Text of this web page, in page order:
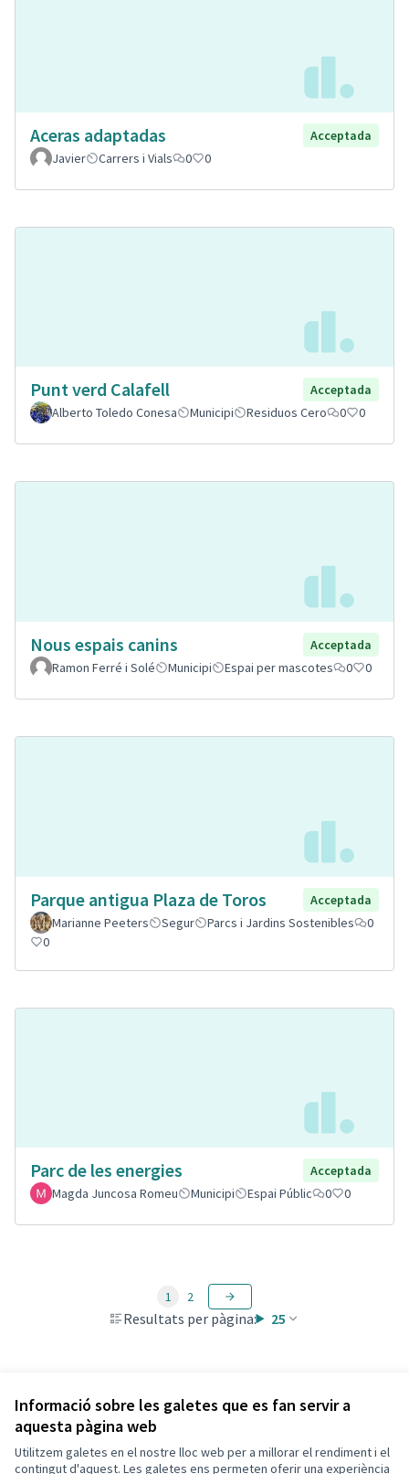
Informació sobre les galetes que es fan servir a
aquesta pàgina web
Utilitzem galetes en el nostre lloc web per a millorar el rendiment i el
contingut d'aquest. Les galetes ens permeten oferir una experiència
Aceras adaptadas
Acceptada
Javier
Carrers i Vials 0 0
Punt verd Calafell
Acceptada
Alberto Toledo Conesa
Municipi Residuos Cero 0 0
Nous espais canins
Acceptada
Ramon Ferré i Solé
Municipi Espai per mascotes 0 0
Parque antigua Plaza de Toros
Acceptada
Marianne Peeters
Segur Parcs i Jardins Sostenibles
0
0
Parc de les energies
Acceptada
Magda Juncosa Romeu
Municipi Espai Públic 0 0
Resultats per pàgina: 25
1 2
Veure totes les propostes retirades
Termes i condicions d'ús